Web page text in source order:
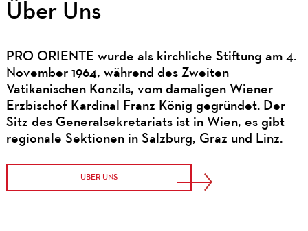
Über Uns
PRO ORIENTE wurde als kirchliche Stiftung am 4.
November 1964, während des Zweiten
Vatikanischen Konzils, vom damaligen Wiener
Erzbischof Kardinal Franz König gegründet. Der
Sitz des Generalsekretariats ist in Wien, es gibt
regionale Sektionen in Salzburg, Graz und Linz.
ÜBER UNS